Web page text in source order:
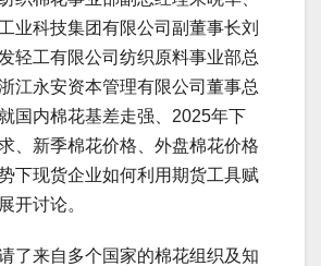
业科技集团有限公司副董事长刘
轻工有限公司纺织原料事业部总
江永安资本管理有限公司董事总
国内棉花基差走强、2025年下
、新季棉花价格、外盘棉花价格
下现货企业如何利用期货工具赋
开讨论。
了来自多个国家的棉花组织及知